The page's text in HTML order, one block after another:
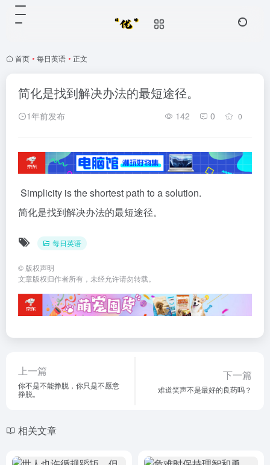
首页 • 每日英语 • 正文
简化是找到解决办法的最短途径。
1年前发布 142 0 0
Simplicity is the shortest path to a solution.
简化是找到解决办法的最短途径。
每日英语
© 版权声明
文章版权归作者所有，未经允许请勿转载。
上一篇
你不是不能挣脱，你只是不愿意
挣脱。
下一篇
难道笑声不是最好的良药吗？
相关文章